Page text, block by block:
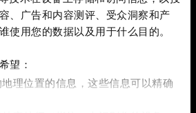
、广告和内容测评、受众洞察和产
使用您的数据以及用于什么目的。
望：
理位置的信息，这些信息可以精确
为《赛博朋克 2077》使用了更新版
老的 Windows 10 版本并不包含此
版本低于 2004，请将其更新至最
系统版本，请同时按下 Win+R，并